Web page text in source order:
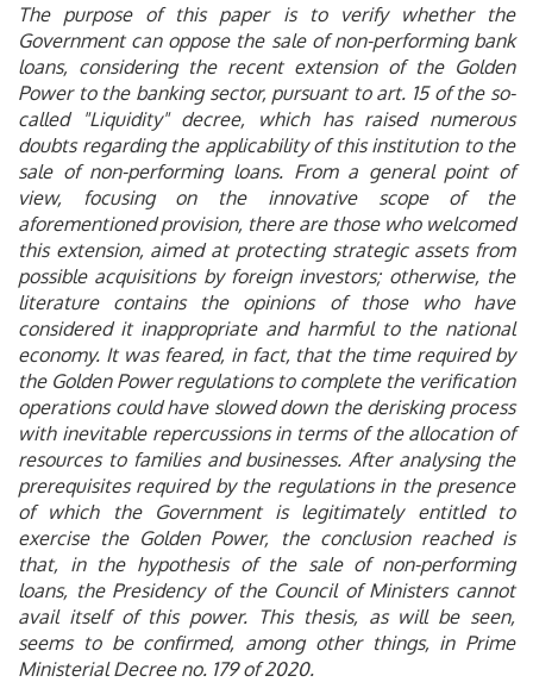
The purpose of this paper is to verify whether the
Government can oppose the sale of non-performing bank
loans, considering the recent extension of the Golden
Power to the banking sector, pursuant to art. 15 of the so-
called "Liquidity" decree, which has raised numerous
doubts regarding the applicability of this institution to the
sale of non-performing loans. From a general point of
view, focusing on the innovative scope of the
aforementioned provision, there are those who welcomed
this extension, aimed at protecting strategic assets from
possible acquisitions by foreign investors; otherwise, the
literature contains the opinions of those who have
considered it inappropriate and harmful to the national
economy. It was feared, in fact, that the time required by
the Golden Power regulations to complete the verification
operations could have slowed down the derisking process
with inevitable repercussions in terms of the allocation of
resources to families and businesses. After analysing the
prerequisites required by the regulations in the presence
of which the Government is legitimately entitled to
exercise the Golden Power, the conclusion reached is
that, in the hypothesis of the sale of non-performing
loans, the Presidency of the Council of Ministers cannot
avail itself of this power. This thesis, as will be seen,
seems to be confirmed, among other things, in Prime
Ministerial Decree no. 179 of 2020.